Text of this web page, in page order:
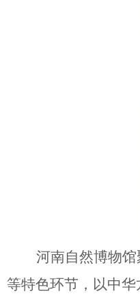
河南自然博物
等特色环节，以中